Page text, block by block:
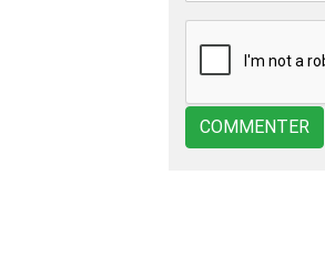
COMMENTER